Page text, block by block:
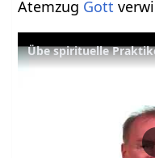
Atemzug Gott
Übe spirituelle